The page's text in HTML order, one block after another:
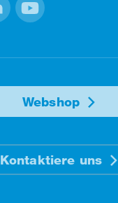
Webshop
Kontaktiere uns